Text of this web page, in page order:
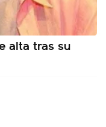
alta tras su